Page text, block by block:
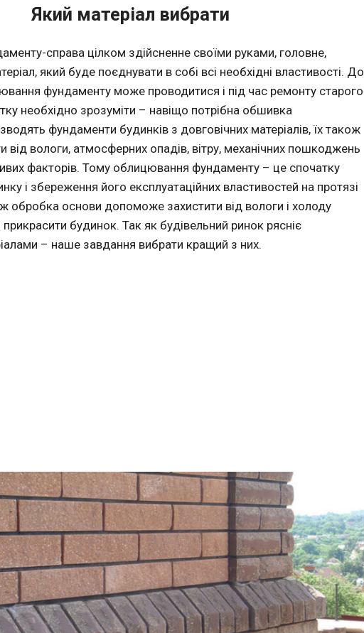
Який матеріал вибрати
справа цілком здійсненне своїми руками, головне,
який буде поєднувати в собі всі необхідні властивості. До
фундаменту може проводитися і під час ремонту старого
необхідно зрозуміти – навіщо потрібна обшивка
фундаменти будинків з довговічних матеріалів, їх також
від вологи, атмосферних опадів, вітру, механічних пошкоджень
факторів. Тому облицювання фундаменту – це спочатку
і збереження його експлуатаційних властивостей на протязі
обробка основи допоможе захистити від вологи і холоду
будинок. Так як будівельний ринок рясніє
– наше завдання вибрати кращий з них.